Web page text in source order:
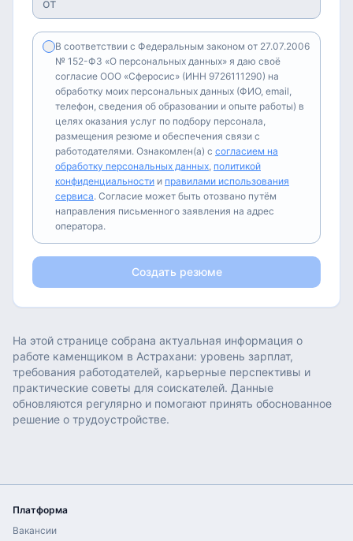
В соответствии с Федеральным законом от 27.07.2006
№ 152-ФЗ «О персональных данных» я даю своё
согласие ООО «Сферосис» (ИНН 9726111290) на
обработку моих персональных данных (ФИО, email,
телефон, сведения об образовании и опыте работы) в
целях оказания услуг по подбору персонала,
размещения резюме и обеспечения связи с
работодателями. Ознакомлен(а) с согласием на
обработку персональных данных, политикой
конфиденциальности и правилами использования
сервиса. Согласие может быть отозвано путём
направления письменного заявления на адрес
оператора.
Создать резюме
На этой странице собрана актуальная информация о
работе каменщиком в Астрахани: уровень зарплат,
требования работодателей, карьерные перспективы и
практические советы для соискателей. Данные
обновляются регулярно и помогают принять обоснованное
решение о трудоустройстве.
Платформа
Вакансии